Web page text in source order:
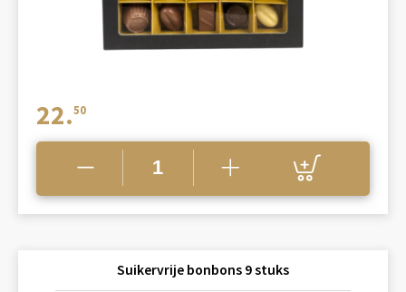
22.50
Suikervrije bonbons 9 stuks